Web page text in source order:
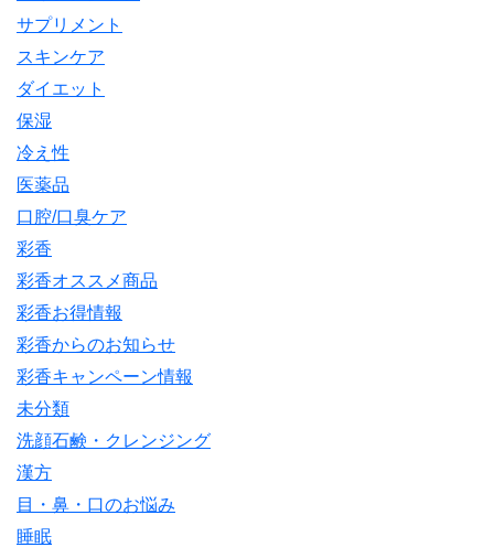
サプリメント
スキンケア
ダイエット
保湿
冷え性
医薬品
口腔/口臭ケア
彩香
彩香オススメ商品
彩香お得情報
彩香からのお知らせ
彩香キャンペーン情報
未分類
洗顔石鹸・クレンジング
漢方
目・鼻・口のお悩み
睡眠